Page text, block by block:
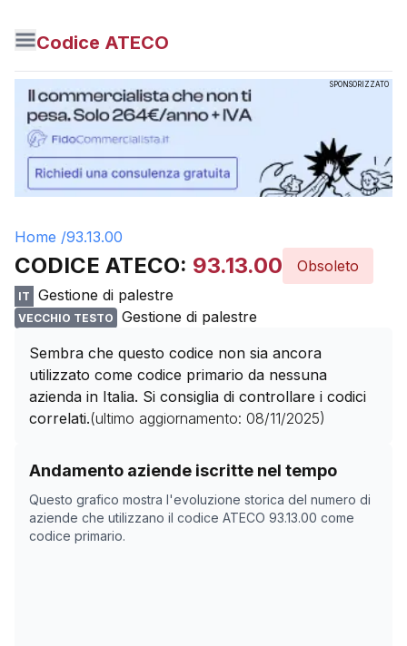
Codice ATECO
SPONSORIZZATO
Home /93.13.00
CODICE ATECO: 93.13.00 Obsoleto
IT Gestione di palestre
VECCHIO TESTO
Gestione di palestre
Sembra che questo codice non sia ancora
utilizzato come codice primario da nessuna
azienda in Italia. Si consiglia di controllare i codici
correlati.(ultimo aggiornamento: 08/11/2025)
Andamento aziende iscritte nel tempo
Questo grafico mostra l'evoluzione storica del numero di
aziende che utilizzano il codice ATECO 93.13.00 come
codice primario.
Storico numero di aziende con codice ATECO
Data rilevazione
31/03/2025
0
15/05/2025